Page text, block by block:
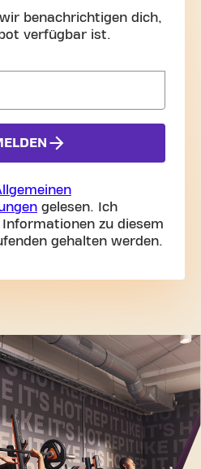
bleib informiert!
gelesen. Ich
zu diesem
gehalten werden.
benachrichtigen dich,
verfügbar ist.